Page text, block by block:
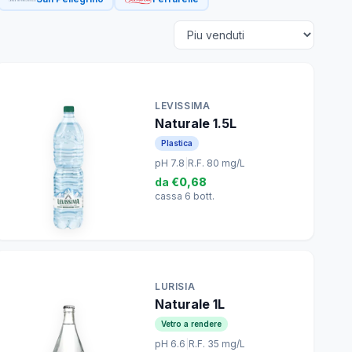
LEVISSIMA
Naturale 1.5L
Plastica
pH 7.8 R.F. 80 mg/L
da €0,68
cassa 6 bott.
LURISIA
Naturale 1L
Vetro a rendere
pH 6.6 R.F. 35 mg/L